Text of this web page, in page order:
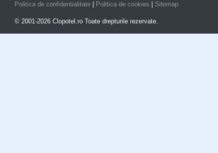
Politica de confidentialitate
Politica de cookies Sitemap
© 2001-2026 Clopotel.ro Toate drepturile rezervate.